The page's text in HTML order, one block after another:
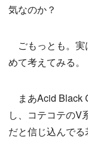
気なのか？
ごもっとも。実
めて考えてみる。
まあAcid Black
し、コテコテのV
だと信じ込んでる